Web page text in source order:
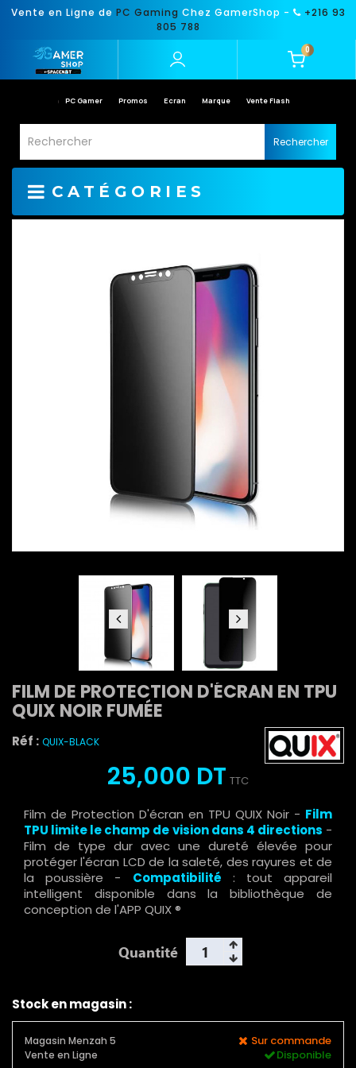
Vente en Ligne de PC Gaming Chez GamerShop -
+216 93
805 788
0
PC Gamer Promos Ecran Marque Vente Flash
Rechercher
CATÉGORIES
FILM DE PROTECTION D'ÉCRAN EN TPU
QUIX NOIR FUMÉE
Réf : QUIX-BLACK
25,000 DT TTC
Film de Protection D'écran en TPU QUIX Noir - Film
TPU limite le champ de vision dans 4 directions -
Film de type dur avec une dureté élevée pour
protéger l'écran LCD de la saleté, des rayures et de
la poussière - Compatibilité
: tout appareil
intelligent disponible dans la bibliothèque de
conception de l'APP QUIX ®
Quantité
Stock en magasin :
Magasin Menzah 5 Sur commande
Vente en Ligne Disponible